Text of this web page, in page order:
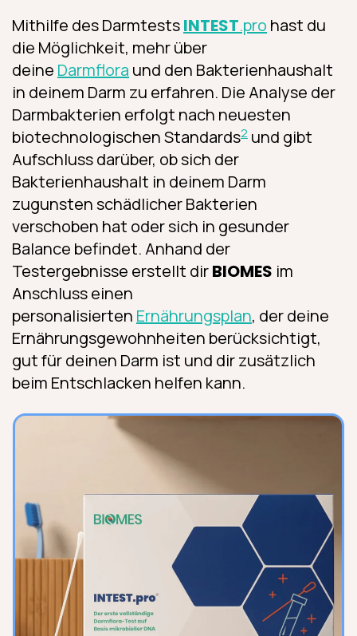
Mithilfe des DarmtestsINTEST.pro hast du
die Möglichkeit, mehr über
deine Darmflora und den Bakterienhaushalt
in deinem Darm zu erfahren. Die Analyse der
Darmbakterien erfolgt nach neuesten
biotechnologischen Standards2 und gibt
Aufschluss darüber, ob sich der
Bakterienhaushalt in deinem Darm
zugunsten schädlicher Bakterien
verschoben hat oder sich in gesunder
Balance befindet. Anhand der
Testergebnisse erstellt dirBIOMES im
Anschluss einen
personalisierten Ernährungsplan, der deine
Ernährungsgewohnheiten berücksichtigt,
gut für deinen Darm ist und dir zusätzlich
beim Entschlacken helfen kann.